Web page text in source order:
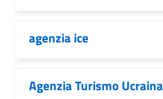
agenzia ice
Agenzia Turismo Ucraina